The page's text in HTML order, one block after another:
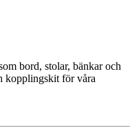
bord, stolar, bänkar och
kopplingskit för våra